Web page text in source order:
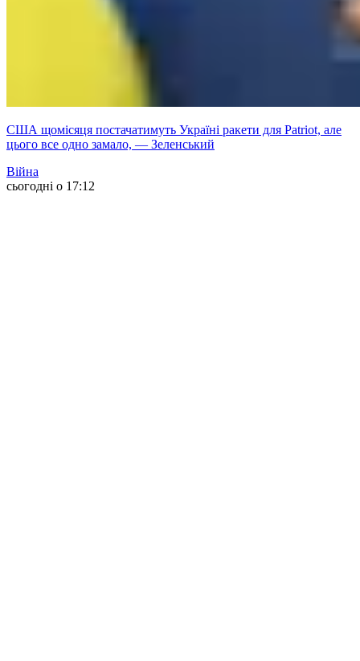
США щомісяця постачатимуть Україні ракети для Patriot, але
цього все одно замало, — Зеленський
Війна
сьогодні о 17:12